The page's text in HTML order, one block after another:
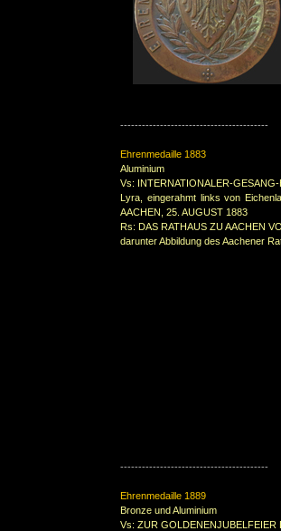
-----------------------------------------
Ehrenmedaille 1883
Aluminium
Vs: INTERNATIONALER-
Lyra, eingerahmt links von
AACHEN, 25. AUGUST 1883
Rs: DAS RATHAUS ZU AACHEN
darunter Abbildung des Aachener
-----------------------------------------
Ehrenmedaille 1889
Bronze und Aluminium
Vs: ZUR GOLDENENJUBELFEIER